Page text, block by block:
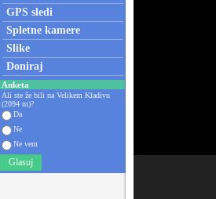
GPS sledi
Spletne kamere
Slike
Doniraj
Anketa
Ali ste že bili na Velikem Kladivu
(2094 m)?
Da
Ne
Ne vem
Glasuj